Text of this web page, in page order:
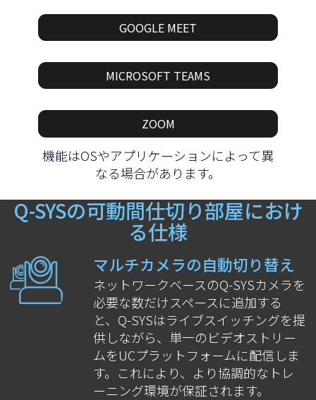
GOOGLE MEET
MICROSOFT TEAMS
ZOOM
機能はOSやアプリケーションによって異
なる場合があります。
Q-SYSの可動間仕切り部屋におけ
る仕様
マルチカメラの自動切り替え
ネットワークベースのQ-SYSカメラを
必要な数だけスペースに追加する
と、Q-SYSはライブスイッチングを提
供しながら、単一のビデオストリー
ムをUCプラットフォームに配信しま
す。これにより、より協調的なトレ
ーニング環境が保証されます。